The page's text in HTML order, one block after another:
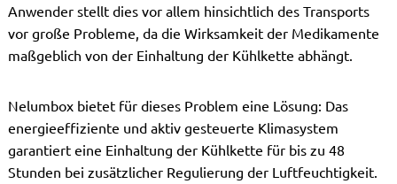
Anwender stellt dies vor allem hinsichtlich des Transports
vor große Probleme, da die Wirksamkeit der Medikamente
maßgeblich von der Einhaltung der Kühlkette abhängt.
Nelumbox bietet für dieses Problem eine Lösung: Das
energieeffiziente und aktiv gesteuerte Klimasystem
garantiert eine Einhaltung der Kühlkette für bis zu 48
Stunden bei zusätzlicher Regulierung der Luftfeuchtigkeit.